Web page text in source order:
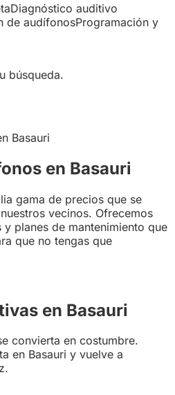
Diagnóstico auditivo
de audífonosProgramación y
búsqueda.
en Basauri
gama de precios que se
vecinos. Ofrecemos
planes de mantenimiento que
que no tengas que
en Basauri
convierta en costumbre.
en Basauri y vuelve a